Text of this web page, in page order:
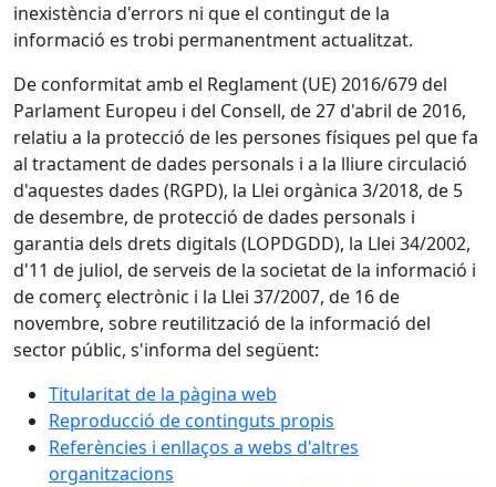
inexistència d'errors ni que el contingut de la
informació es trobi permanentment actualitzat.
De conformitat amb el Reglament (UE) 2016/679 del
Parlament Europeu i del Consell, de 27 d'abril de 2016,
relatiu a la protecció de les persones físiques pel que fa
al tractament de dades personals i a la lliure circulació
d'aquestes dades (RGPD), la Llei orgànica 3/2018, de 5
de desembre, de protecció de dades personals i
garantia dels drets digitals (LOPDGDD), la Llei 34/2002,
d'11 de juliol, de serveis de la societat de la informació i
de comerç electrònic i la Llei 37/2007, de 16 de
novembre, sobre reutilització de la informació del
sector públic, s'informa del següent:
Titularitat de la pàgina web
Reproducció de continguts propis
Referències i enllaços a webs d'altres
organitzacions